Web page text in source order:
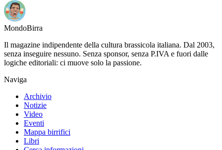
MondoBirra
Il magazine indipendente della cultura brassicola italiana. Dal 2003,
senza inseguire nessuno. Senza sponsor, senza P.IVA e fuori dalle
logiche editoriali: ci muove solo la passione.
Naviga
Archivio
Notizie
Video
Eventi
Mappa birrifici
Libri